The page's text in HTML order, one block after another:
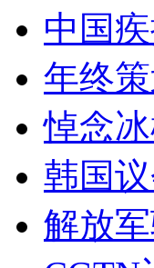
中国
年终
悼念
韩国
解放